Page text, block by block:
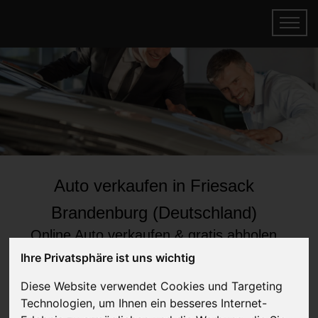
Ihre Privatsphäre ist uns wichtig
Diese Website verwendet Cookies und Targeting
Technologien, um Ihnen ein besseres Internet-
Auto verkaufen in Friesack
Brandenburg (Deutschland)
Online Auto verkaufen & gratis abholen
lassen